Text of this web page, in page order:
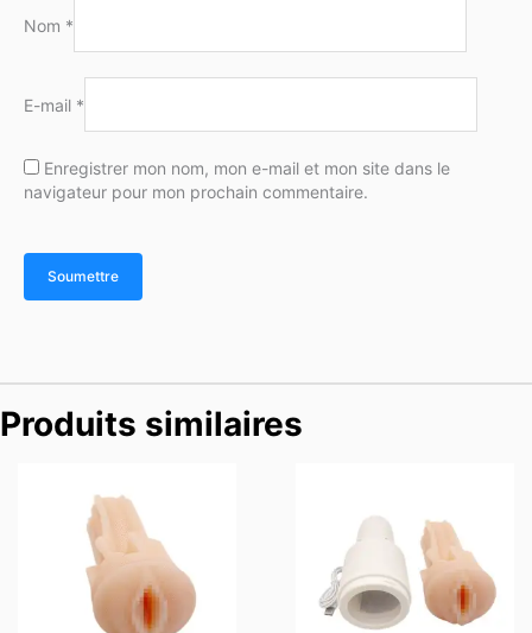
Nom *
E-mail *
Enregistrer mon nom, mon e-mail et mon site dans le
navigateur pour mon prochain commentaire.
Produits similaires